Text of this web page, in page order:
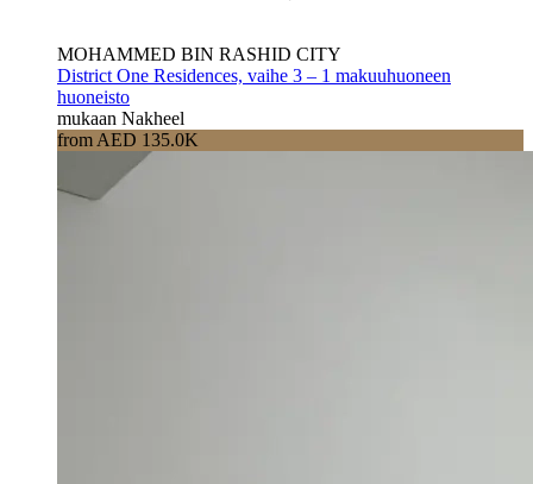
MOHAMMED BIN RASHID CITY
District One Residences, vaihe 3 – 1 makuuhuoneen
huoneisto
mukaan Nakheel
from AED 135.0K